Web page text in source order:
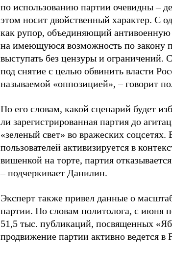
по использованию партии очевидны –
этом носит двойственный характер. С
как рупор, объединяющий антивоенную
на имеющуюся возможность по закону
выступать без цензуры и ограничений.
под снятие с целью обвинить власти
называемой «оппозицией», – говорит
По его словам, какой сценарий будет
ли зарегистрированная партия до
«зеленый свет» во вражеских
пользователей активизируется в
вишенкой на торте, партия
– подчеркивает Данилин.
Эксперт также привел данные о
партии. По словам политолога, с июня
51,5 тыс. публикаций, посвященных
продвижение партии активно ведется